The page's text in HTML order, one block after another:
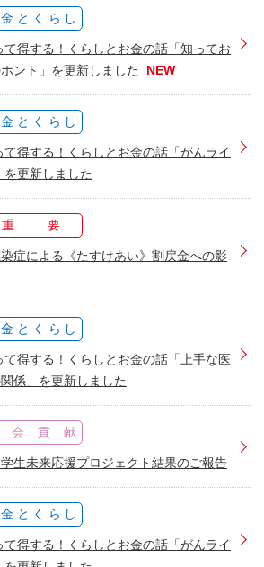
とくらし
得する！くらしとお金の話「知ってお
ント」を更新しました
NEW
とくらし
得する！くらしとお金の話「がんライ
更新しました
重要
症による《たすけあい》割戻金への影
とくらし
得する！くらしとお金の話「上手な医
係」を更新しました
会貢献
学生未来応援プロジェクト結果のご報告
とくらし
得する！くらしとお金の話「がんライ